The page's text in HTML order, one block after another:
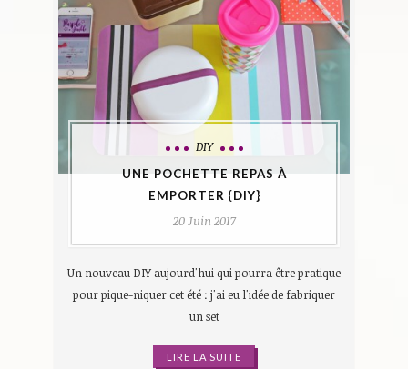
DIY
UNE POCHETTE REPAS À
EMPORTER {DIY}
20 Juin 2017
Un nouveau DIY aujourd'hui qui pourra être pratique
pour pique-niquer cet été : j'ai eu l'idée de fabriquer
un set
LIRE LA SUITE